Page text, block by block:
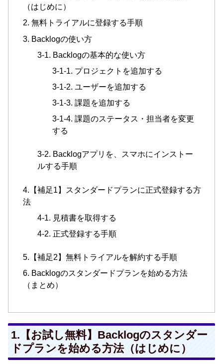
（はじめに）
2. 無料トライアルに登録する手順
3. Backlogの使い方
3-1. Backlogの基本的な使い方
3-1-1. プロジェクトを追加する
3-1-2. ユーザーを追加する
3-1-3. 課題を追加する
3-1-4. 課題のステータス・担当者を変更
する
3-2. Backlogアプリを、スマホにインストー
ルする手順
4.【補足1】スタンダードプランに正式登録する方
法
4-1. 見積書を取得する
4-2. 正式登録する手順
5.【補足2】無料トライアルを解約する手順
6. Backlogのスタンダードプランを始める方法
（まとめ）
1.【お試し無料】Backlogのスタンダー
ドプランを始める方法（はじめに）